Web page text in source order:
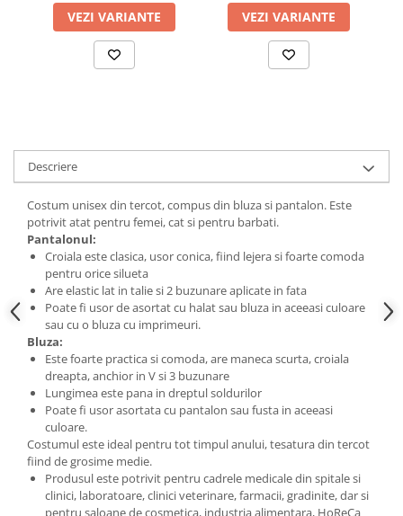
VEZI VARIANTE VEZI VARIANTE
Descriere
Costum unisex din tercot, compus din bluza si pantalon. Este
potrivit atat pentru femei, cat si pentru barbati.
Pantalonul:
Croiala este clasica, usor conica, fiind lejera si foarte comoda
pentru orice silueta
Are elastic lat in talie si 2 buzunare aplicate in fata
Poate fi usor de asortat cu halat sau bluza in aceeasi culoare
sau cu o bluza cu imprimeuri.
Bluza:
Este foarte practica si comoda, are maneca scurta, croiala
dreapta, anchior in V si 3 buzunare
Lungimea este pana in dreptul soldurilor
Poate fi usor asortata cu pantalon sau fusta in aceeasi
culoare.
Costumul este ideal pentru tot timpul anului, tesatura din tercot
fiind de grosime medie.
Produsul este potrivit pentru cadrele medicale din spitale si
clinici, laboratoare, clinici veterinare, farmacii, gradinite, dar si
pentru saloane de cosmetica, industria alimentara, HoReCa